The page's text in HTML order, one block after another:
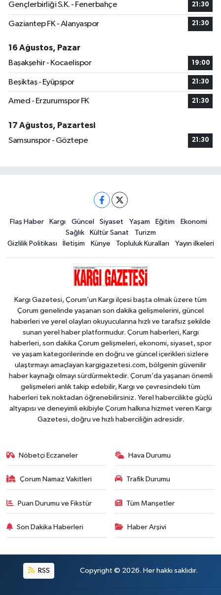
Gençlerbirliği S.K. - Fenerbahçe 21:30
Gaziantep FK - Alanyaspor 21:30
16 Ağustos, Pazar
Başakşehir - Kocaelispor
19:00
Beşiktaş - Eyüpspor 21:30
Amed - Erzurumspor FK 21:30
17 Ağustos, Pazartesi
Samsunspor - Göztepe
21:30
Flaş Haber Kargı Güncel Siyaset Yaşam Eğitim
Ekonomi
Sağlık
Kültür Sanat
Turizm
Gizlilik Politikası
İletişim Künye Topluluk Kuralları Yayın ilkeleri
Kargı Gazetesi, Çorum’un Kargı ilçesi başta olmak üzere tüm
Çorum genelinde yaşanan son dakika gelişmelerini, güncel
haberleri ve yerel olayları okuyucularına hızlı ve tarafsız şekilde
sunan yerel haber platformudur. Çorum haberleri, Kargı
haberleri, son dakika Çorum gelişmeleri, ekonomi, siyaset, spor
ve yaşam kategorilerinde en doğru ve güncel içerikleri sizlere
ulaştırmayı amaçlayan kargigazetesi.com, bölgenin güvenilir
haber kaynağı olmayı sürdürmektedir. Çorum’da yaşanan önemli
gelişmeleri anlık takip edebilir, Kargı ve çevresindeki tüm
haberleri tek noktadan öğrenebilirsiniz. Yerel habercilikte güçlü
altyapısı ve deneyimli ekibiyle Çorum halkına hizmet veren Kargı
Gazetesi, doğru ve hızlı haberciliğin adresidir.
Nöbetçi Eczaneler Hava Durumu
Çorum Namaz Vakitleri Trafik Durumu
Puan Durumu ve Fikstür Tüm Manşetler
Son Dakika Haberleri Haber Arşivi
RSS Copyright © 2026. Her hakkı saklıdır.